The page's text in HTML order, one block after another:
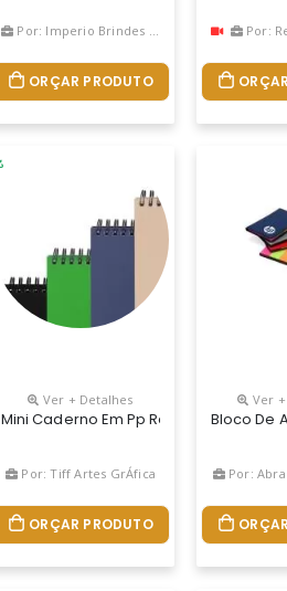
Por: Imperio Brindes Personalizados
ORÇAR PRODUTO
Por:
Ver + Detalhes
Mini Caderno Em Pp Reciclável Com
Por: Tiff Artes GrÁfica
ORÇAR PRODUTO
Ver
Bloco De
Por: